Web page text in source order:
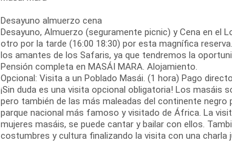
Desayuno almuerzo cena
Desayuno, Almuerzo (seguramente picnic) y Cena en el
otro por la tarde (16:00 18:30) por esta magnífica
los amantes de los Safaris, ya que tendremos la
Pensión completa en MASÁI MARA. Alojamiento.
Opcional: Visita a un Poblado Masái. (1 hora) Pago
¡Sin duda es una visita opcional obligatoria! Los masáis
pero también de las más maleadas del continente
parque nacional más famoso y visitado de África. La
mujeres masáis, se puede cantar y bailar con ellos.
costumbres y cultura finalizando la visita con una